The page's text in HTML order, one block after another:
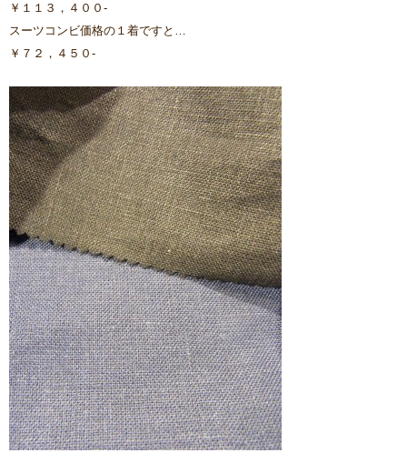
￥１１３，４００-
スーツコンビ価格の１着ですと…
￥７２，４５０-